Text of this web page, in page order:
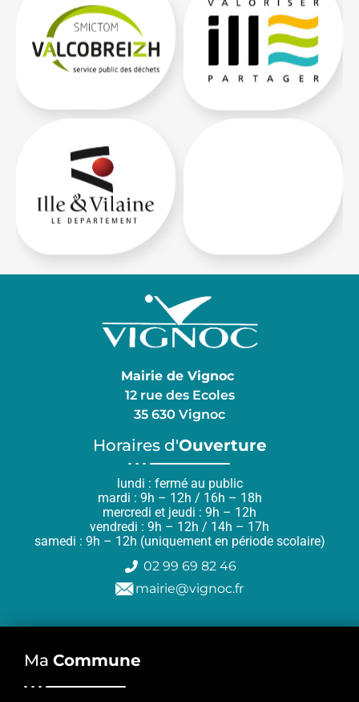
Mairie de Vignoc
12 rue des Ecoles
35 630 Vignoc
Horaires d'Ouverture
lundi : fermé au public
mardi : 9h – 12h / 16h – 18h
mercredi et jeudi : 9h – 12h
vendredi : 9h – 12h / 14h – 17h
samedi : 9h – 12h (uniquement en période scolaire)
02 99 69 82 46
mairie@vignoc.fr
Ma Commune